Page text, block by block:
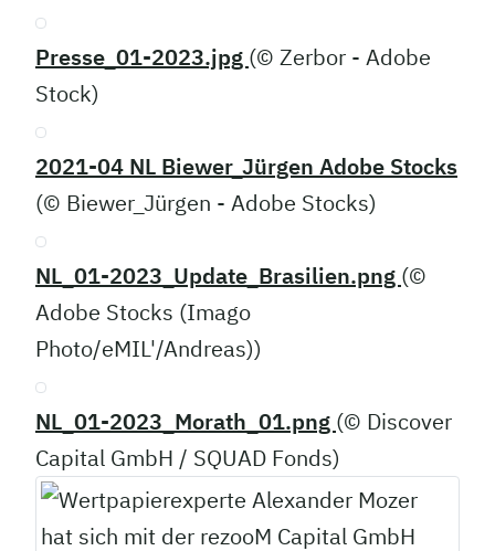
Presse_01-2023.jpg (© Zerbor - Adobe
Stock)
2021-04 NL Biewer_Jürgen Adobe Stocks
(© Biewer_Jürgen - Adobe Stocks)
NL_01-2023_Update_Brasilien.png (©
Adobe Stocks (Imago
Photo/eMIL'/Andreas))
NL_01-2023_Morath_01.png (© Discover
Capital GmbH / SQUAD Fonds)